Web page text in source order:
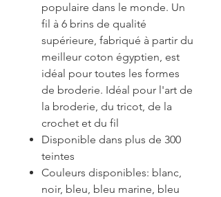
populaire dans le monde. Un
fil à 6 brins de qualité
supérieure, fabriqué à partir du
meilleur coton égyptien, est
idéal pour toutes les formes
de broderie. Idéal pour l'art de
la broderie, du tricot, de la
crochet et du fil
Disponible dans plus de 300
teintes
Couleurs disponibles: blanc,
noir, bleu, bleu marine, bleu